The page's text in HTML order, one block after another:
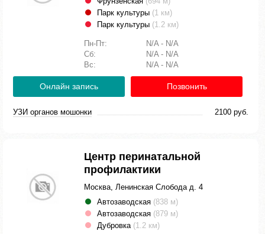
Парк культуры (1 км)
Парк культуры (1.2 км)
Пн-Пт:
N/A - N/A
Сб:
N/A - N/A
Вс:
N/A - N/A
Онлайн запись Позвонить
УЗИ органов мошонки 2100 руб.
Центр перинатальной
профилактики
Москва, Ленинская Слобода д. 4
Автозаводская (838 м)
Автозаводская (879 м)
Дубровка (1.2 км)